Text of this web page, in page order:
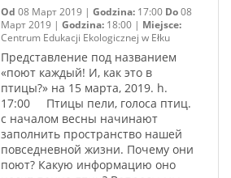
Od 08 Март 2019 | Godzina:17:00 Do08
Март 2019 | Godzina:18:00 | Miejsce:
Centrum Edukacji Ekologicznej w Ełku
Представление под названием
«поют каждый! И, как это в
птицы?» на 15 марта, 2019. h.
17:00 Птицы пели, голоса птиц.
с началом весны начинают
заполнить пространство нашей
повседневной жизни. Почему они
поют? Какую информацию оно